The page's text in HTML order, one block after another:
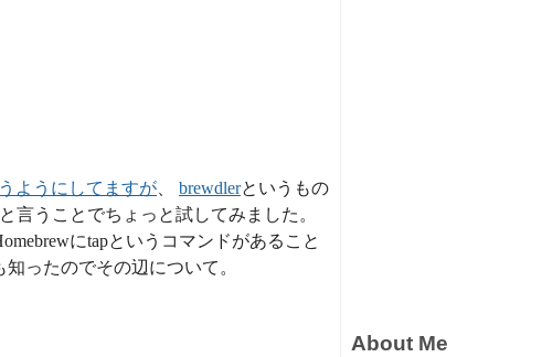
ようにしてますが brewdlerというもの
言うことでちょっと試してみました。
にtapというコマンドがあること
ったのでその辺について。
About Me